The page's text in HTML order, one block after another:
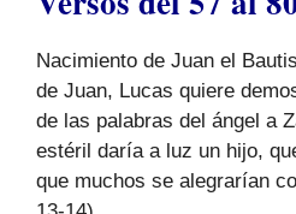
Nacimiento de Juan el
de Juan, Lucas quiere
de las palabras del ángel a
estéril daría a luz un hijo,
que muchos se alegrarían